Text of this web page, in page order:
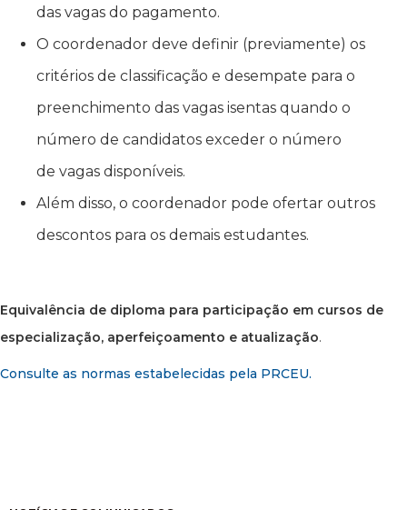
das vagas do pagamento.
O coordenador deve definir (previamente) os
critérios de classificação e desempate para o
preenchimento das vagas isentas quando o
número de candidatos exceder o número
de vagas disponíveis.
Além disso, o coordenador pode ofertar outros
descontos para os demais estudantes.
Equivalência de diploma para participação em cursos de
especialização, aperfeiçoamento e atualização.
Consulte as normas estabelecidas pela PRCEU.